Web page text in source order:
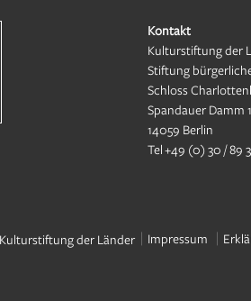
Kontakt
Kulturstiftung der
Stiftung
Schloss
Spandauer Damm
14059 Berlin
Tel+49 (0) 30 / 89
Impressum
der Länder